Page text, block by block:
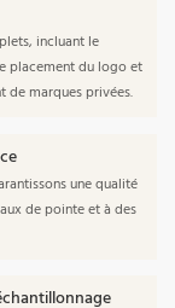
incluant le
placement du logo et
de marques privées.
une qualité
de pointe et à des